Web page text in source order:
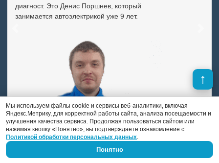
диагност. Это Денис Поршнев, который
занимается автоэлектрикой уже 9 лет.
Мы используем файлы cookie и сервисы веб-аналитики, включая
Яндекс.Метрику, для корректной работы сайта, анализа посещаемости и
улучшения качества сервиса. Продолжая пользоваться сайтом или
нажимая кнопку «Понятно», вы подтверждаете ознакомление с
Политикой обработки персональных данных.
Понятно